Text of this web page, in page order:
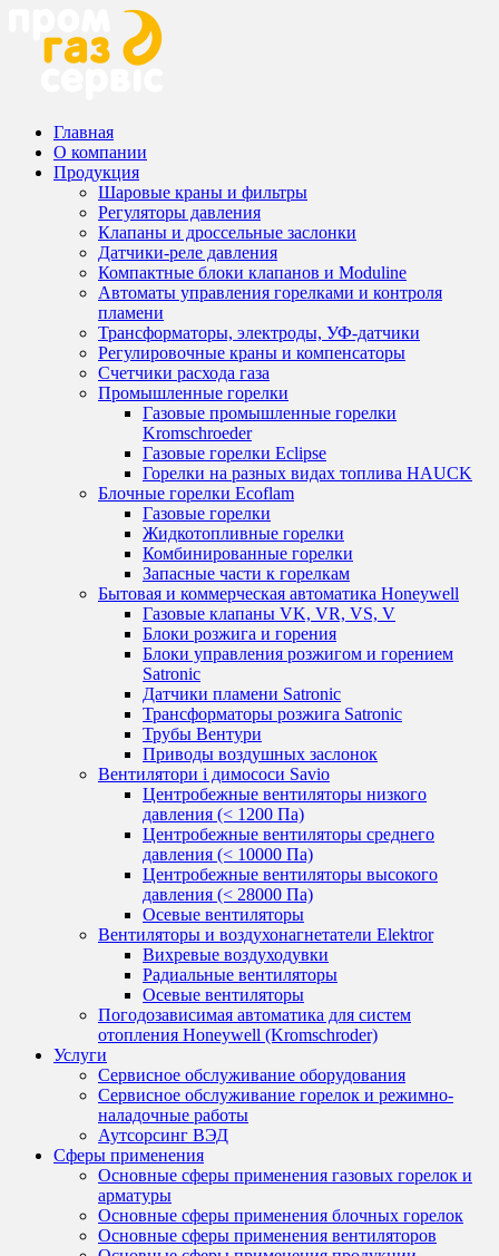
Главная
О компании
Продукция
Шаровые краны и фильтры
Регуляторы давления
Клапаны и дроссельные заслонки
Датчики-реле давления
Компактные блоки клапанов и Moduline
Автоматы управления горелками и контроля
пламени
Трансформаторы, электроды, УФ-датчики
Регулировочные краны и компенсаторы
Счетчики расхода газа
Промышленные горелки
Газовые промышленные горелки
Kromschroeder
Газовые горелки Eclipse
Горелки на разных видах топлива HAUCK
Блочные горелки Ecoflam
Газовые горелки
Жидкотопливные горелки
Комбинированные горелки
Запасные части к горелкам
Бытовая и коммерческая автоматика Honeywell
Газовые клапаны VK, VR, VS, V
Блоки розжига и горения
Блоки управления розжигом и горением
Satronic
Датчики пламени Satronic
Трансформаторы розжига Satronic
Трубы Вентури
Приводы воздушных заслонок
Вентилятори і димососи Savio
Центробежные вентиляторы низкого
давления (< 1200 Па)
Центробежные вентиляторы среднего
давления (< 10000 Па)
Центробежные вентиляторы высокого
давления (< 28000 Па)
Осевые вентиляторы
Вентиляторы и воздухонагнетатели Elektror
Вихревые воздуходувки
Радиальные вентиляторы
Осевые вентиляторы
Погодозависимая автоматика для систем
отопления Honeywell (Kromschroder)
Услуги
Сервисное обслуживание оборудования
Сервисное обслуживание горелок и режимно-
наладочные работы
Аутсорсинг ВЭД
Сферы применения
Основные сферы применения газовых горелок и
арматуры
Основные сферы применения блочных горелок
Основные сферы применения вентиляторов